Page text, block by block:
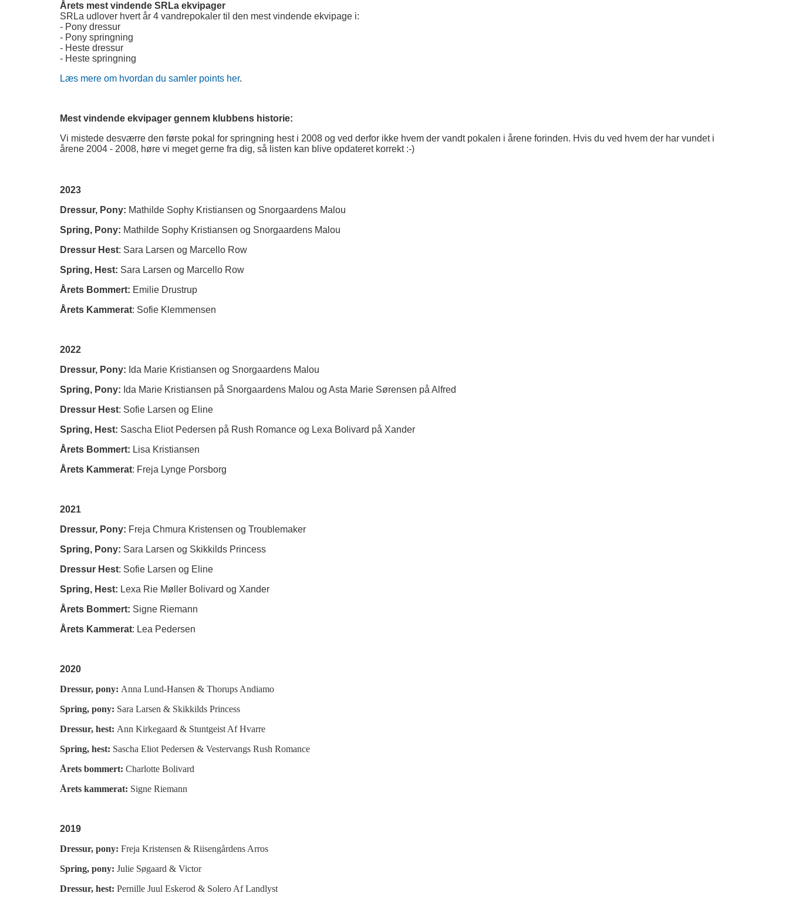
Årets mest vindende SRLa ekvipager
SRLa udlover hvert år 4 vandrepokaler til den mest vindende ekvipage i:
- Pony dressur
- Pony springning
- Heste dressur
- Heste springning
Læs mere om hvordan du samler points her.
Mest vindende ekvipager gennem klubbens historie:
Vi mistede desværre den første pokal for springning hest i 2008 og ved derfor ikke hvem der vandt pokalen i årene forinden. Hvis du ved hvem der har vundet i
årene 2004 - 2008, høre vi meget gerne fra dig, så listen kan blive opdateret korrekt :-)
2023
Dressur, Pony: Mathilde Sophy Kristiansen og Snorgaardens Malou
Spring, Pony: Mathilde Sophy Kristiansen og Snorgaardens Malou
Dressur Hest: Sara Larsen og Marcello Row
Spring, Hest: Sara Larsen og Marcello Row
Årets Bommert: Emilie Drustrup
Årets Kammerat: Sofie Klemmensen
2022
Dressur, Pony: Ida Marie Kristiansen og Snorgaardens Malou
Spring, Pony: Ida Marie Kristiansen på Snorgaardens Malou og Asta Marie Sørensen på Alfred
Dressur Hest: Sofie Larsen og Eline
Spring, Hest: Sascha Eliot Pedersen på Rush Romance og Lexa Bolivard på Xander
Årets Bommert: Lisa Kristiansen
Årets Kammerat: Freja Lynge Porsborg
2021
Dressur, Pony: Freja Chmura Kristensen og Troublemaker
Spring, Pony: Sara Larsen og Skikkilds Princess
Dressur Hest: Sofie Larsen og Eline
Spring, Hest: Lexa Rie Møller Bolivard og Xander
Årets Bommert: Signe Riemann
Årets Kammerat: Lea Pedersen
2020
Dressur, pony: Anna Lund-Hansen & Thorups Andiamo
Spring, pony: Sara Larsen & Skikkilds Princess
Dressur, hest: Ann Kirkegaard & Stuntgeist Af Hvarre
Spring, hest: Sascha Eliot Pedersen & Vestervangs Rush Romance
Årets bommert: Charlotte Bolivard
Årets kammerat: Signe Riemann
2019
Dressur, pony: Freja Kristensen & Riisengårdens Arros
Spring, pony: Julie Søgaard & Victor
Dressur, hest: Pernille Juul Eskerod & Solero Af Landlyst